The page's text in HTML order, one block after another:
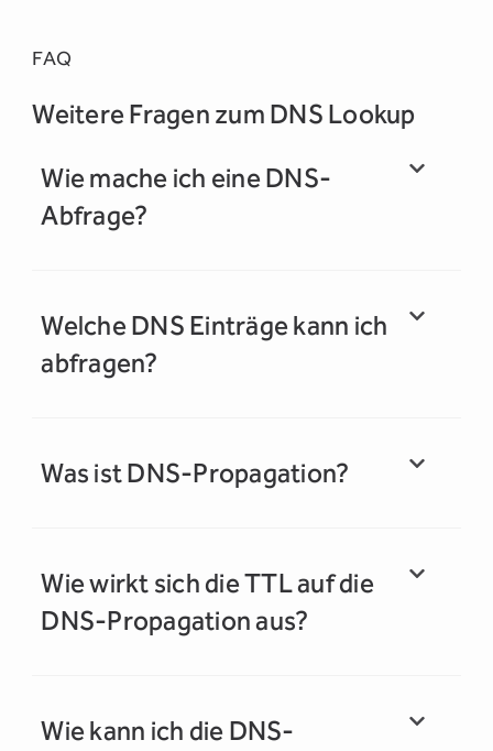
FAQ
Weitere Fragen zum DNS Lookup
Wie mache ich eine DNS-
Abfrage?
Welche DNS Einträge kann ich
abfragen?
Was ist DNS-Propagation?
Wie wirkt sich die TTL auf die
DNS-Propagation aus?
Wie kann ich die DNS-